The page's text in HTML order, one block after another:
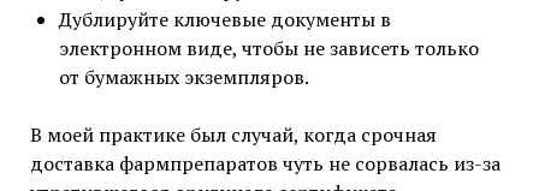
Дублируйте ключевые документы в
электронном виде, чтобы не зависеть только
от бумажных экземпляров.
В моей практике был случай, когда срочная
доставка фармпрепаратов чуть не сорвалась из-за